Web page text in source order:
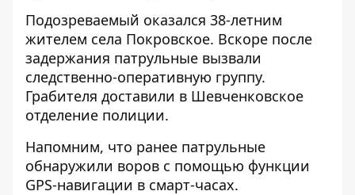
Подозреваемый оказался 38-летним
жителем села Покровское. Вскоре после
задержания патрульные вызвали
следственно-оперативную группу.
Грабителя доставили в Шевченковское
отделение полиции.
Напомним, что ранее патрульные
обнаружили воров с помощью функции
GPS-навигации в смарт-часах.